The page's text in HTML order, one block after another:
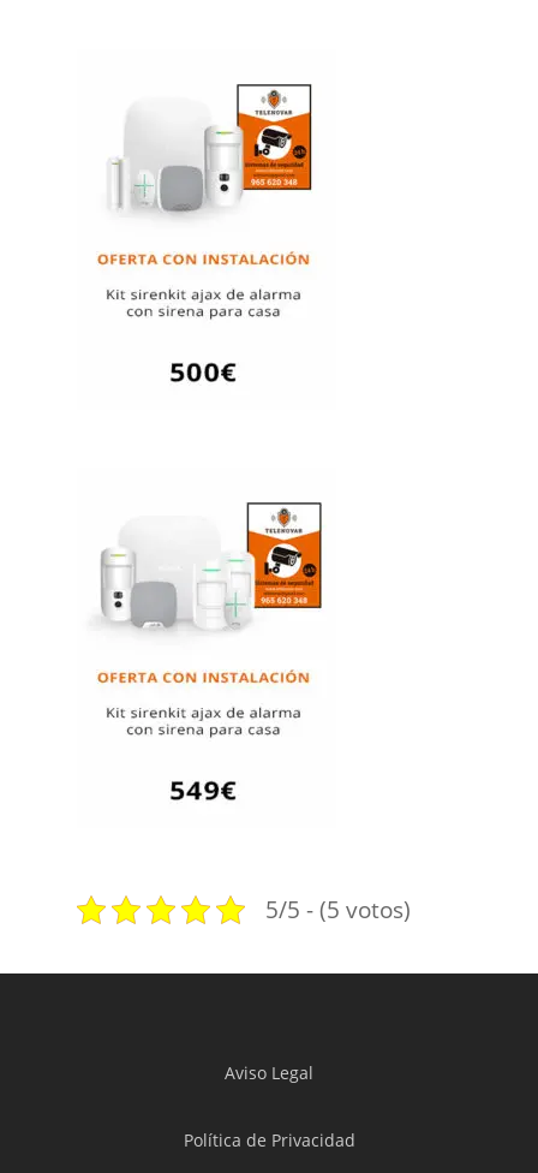
5/5 - (5 votos)
Aviso Legal
Política de Privacidad